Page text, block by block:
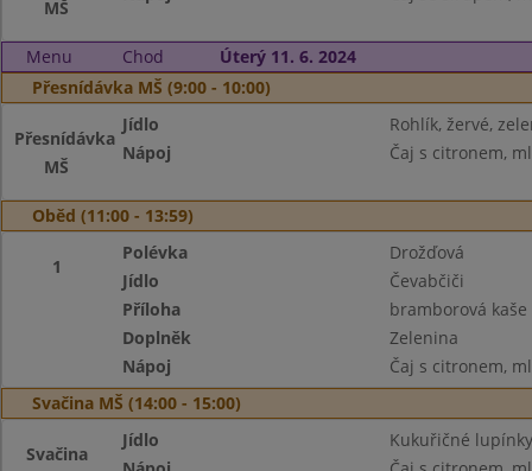
MŠ
Menu Chod
Úterý 11. 6. 2024
Přesnídávka MŠ (9:00 - 10:00)
Přesnídávka
MŠ
Jídlo
Rohlík, žervé,
Nápoj
Čaj s citronem,
Oběd (11:00 - 13:59)
1
Polévka
Drožďová
Jídlo
Čevabčiči
Příloha
bramborová kaše
Doplněk
Zelenina
Nápoj
Čaj s citronem,
Svačina MŠ (14:00 - 15:00)
Svačina
Jídlo
Kukuřičné